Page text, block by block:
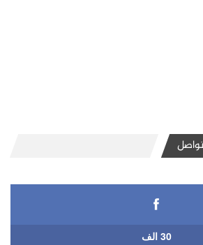
30 الف